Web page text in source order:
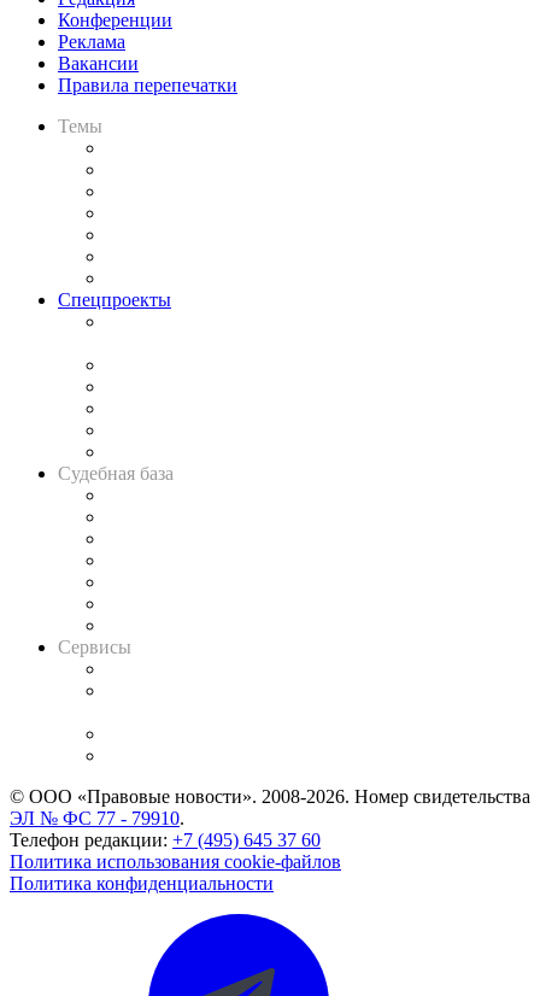
Конференции
Реклама
Вакансии
Правила перепечатки
Темы
Спецпроекты
Судебная база
Сервисы
© ООО «Правовые новости». 2008-2026. Номер свидетельства
ЭЛ № ФС 77 - 79910.
Телефон редакции: +7 (495) 645 37 60
Политика использования cookie-файлов
Политика конфиденциальности